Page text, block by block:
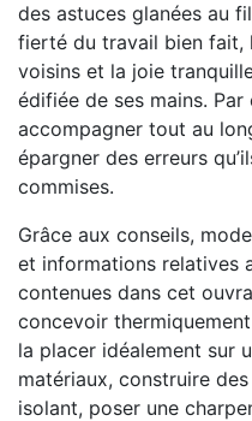
des astuces glanées au
fierté du travail bien fait,
voisins et la joie
édifiée de ses mains.
accompagner tout au
épargner des erreurs
commises.
Grâce aux conseils,
et informations relatives
contenues dans cet
concevoir
la placer idéalement sur
matériaux, construire
isolant, poser une